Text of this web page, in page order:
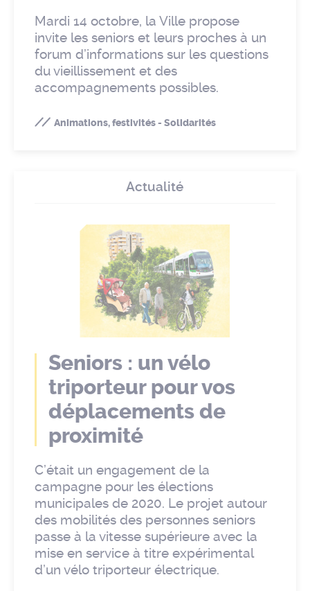
Mardi 14 octobre, la Ville propose
invite les seniors et leurs proches à un
forum d’informations sur les questions
du vieillissement et des
accompagnements possibles.
Animations, festivités - Solidarités
Seniors : un vélo
triporteur pour vos
déplacements de
proximité
C’était un engagement de la
campagne pour les élections
municipales de 2020. Le projet autour
des mobilités des personnes seniors
passe à la vitesse supérieure avec la
mise en service à titre expérimental
d’un vélo triporteur électrique.
Actualité